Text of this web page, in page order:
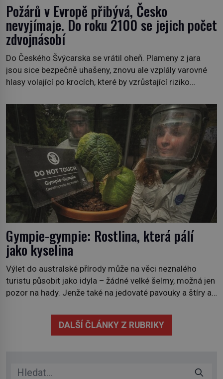
Požárů v Evropě přibývá, Česko
nevyjímaje. Do roku 2100 se jejich počet
zdvojnásobí
Do Českého Švýcarska se vrátil oheň. Plameny z jara
jsou sice bezpečně uhašeny, znovu ale vzplály varovné
hlasy volající po krocích, které by vzrůstající riziko
požáry už nejsou problémem pouze vzdáleného
Středomoří. S oteplujícím se klimatem, vysušenou
krajinou a desetiletími lidských zásahů se z nich stává
nový evropský normál […]
Gympie-gympie: Rostlina, která pálí
jako kyselina
Výlet do australské přírody může na věci neznalého
turistu působit jako idyla – žádné velké šelmy, možná jen
pozor na hady. Jenže také na jedovaté pavouky a štíry a
Stačí letmý dotyk a ozve se pronikavá bolest, která
přetrvává i týdny. Nenápadný tento […]
DALŠÍ ČLÁNKY Z RUBRIKY